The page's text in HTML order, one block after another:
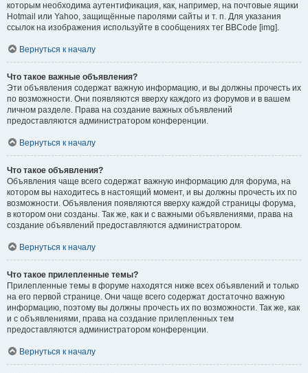
которым необходима аутентификация, как, например, на почтовые ящики
Hotmail или Yahoo, защищённые паролями сайты и т. п. Для указания
ссылок на изображения используйте в сообщениях тег BBCode [img].
Вернуться к началу
Что такое важные объявления?
Эти объявления содержат важную информацию, и вы должны прочесть их
по возможности. Они появляются вверху каждого из форумов и в вашем
личном разделе. Права на создание важных объявлений
предоставляются администратором конференции.
Вернуться к началу
Что такое объявления?
Объявления чаще всего содержат важную информацию для форума, на
котором вы находитесь в настоящий момент, и вы должны прочесть их по
возможности. Объявления появляются вверху каждой страницы форума,
в котором они созданы. Так же, как и с важными объявлениями, права на
создание объявлений предоставляются администратором.
Вернуться к началу
Что такое прилепленные темы?
Прилепленные темы в форуме находятся ниже всех объявлений и только
на его первой странице. Они чаще всего содержат достаточно важную
информацию, поэтому вы должны прочесть их по возможности. Так же, как
и с объявлениями, права на создание прилепленных тем
предоставляются администратором конференции.
Вернуться к началу